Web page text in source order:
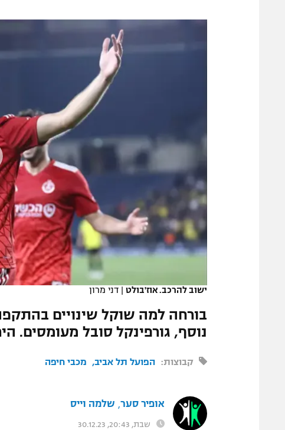
תקנון משתתפים וזוכים בפרסים
תקנון עבור פעילות אלקטרה
תקנון עבור פעילות ספורט 1 – "מרלן"
תנאי שימוש
תקנון פעילות ספורט 1
רשיון להקרנה פומבית לבית עסק
הצטרפות לחבילת הערוצים
לוח דרושים – ג'ובנט
תגיות
הפועל תל
הפועל
ישוב להרכב. אוז'בולט | דני מרון
בורחה למה שוקל שינויים
נוסף, גורפינקל סובל מעומסים.
קבוצות: הפועל תל אביב מכבי חיפה
אופיר סער, שלמה וייס
שבת, 20:43, 30.12.23